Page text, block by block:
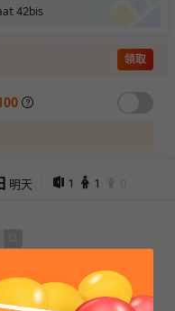
42bis
領取
明天 1 1